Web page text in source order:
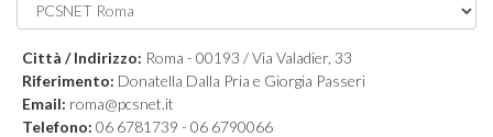
Città / Indirizzo: Roma - 00193 / Via Valadier, 33
Riferimento: Donatella Dalla Pria e Giorgia Passeri
Email: roma@pcsnet.it
Telefono: 06 6781739 - 06 6790066